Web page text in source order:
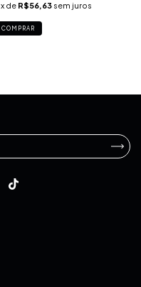
x de R$56,63 sem juros
COMPRAR